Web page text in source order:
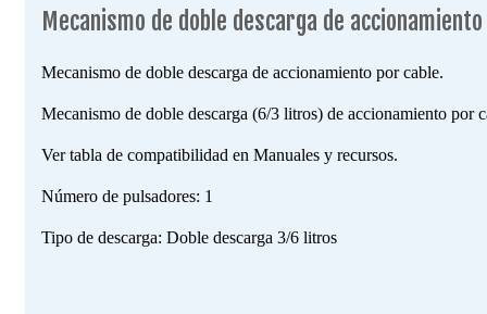
Mecanismo de doble descarga de accionamiento
Mecanismo de doble descarga de accionamiento por cable.
Mecanismo de doble descarga (6/3 litros) de accionamiento por
Ver tabla de compatibilidad en Manuales y recursos.
Número de pulsadores: 1
Tipo de descarga: Doble descarga 3/6 litros